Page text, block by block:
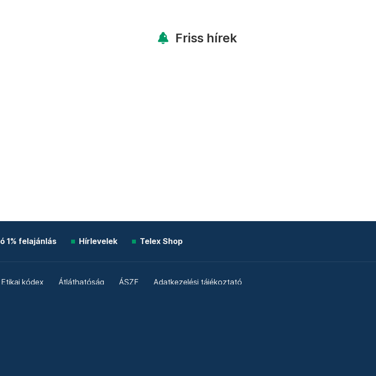
Friss hírek
1% felajánlás Hírlevelek Telex Shop
Etikai kódex Átláthatóság ÁSZF Adatkezelési tájékoztató